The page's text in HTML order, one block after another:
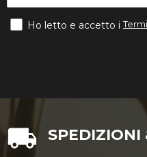
Ho letto e accetto i
SPEDIZIONI